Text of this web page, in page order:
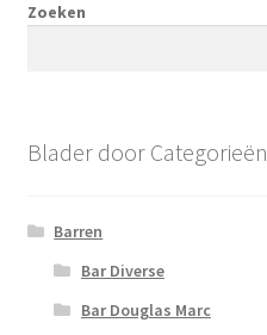
Zoeken
Blader door Categorieën
Barren
Bar Diverse
Bar Douglas Marc